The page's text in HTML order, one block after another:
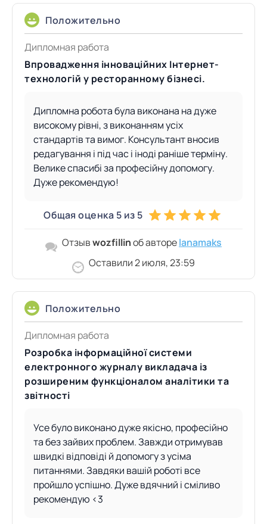
Положительно
Общая оценка 5 из 5
Дипломная работа
Впровадження інноваційних Інтернет-
технологій у ресторанному бізнесі.
Дипломна робота була виконана на дуже
високому рівні, з виконанням усіх
стандартів та вимог. Консультант вносив
редагування і під час і іноді раніше терміну.
Велике спасибі за професійну допомогу.
Дуже рекомендую!
Отзывwozfillinоб автореlanamaks
Оставили 2 июля, 23:59
Положительно
Дипломная работа
Розробка інформаційної системи
електронного журналу викладача із
розширеним функціоналом аналітики та
звітності
Усе було виконано дуже якісно, професійно
та без зайвих проблем. Завжди отримував
швидкі відповіді й допомогу з усіма
питаннями. Завдяки вашій роботі все
пройшло успішно. Дуже вдячний і сміливо
рекомендую <3